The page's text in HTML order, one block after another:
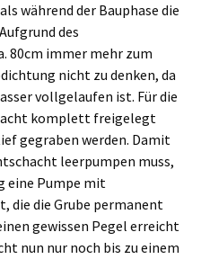
während der Bauphase die
des
80cm immer mehr zum
nicht zu denken, da
vollgelaufen ist. Für die
komplett freigelegt
gegraben werden. Damit
leerpumpen muss,
eine Pumpe mit
die die Grube permanent
gewissen Pegel erreicht
nun nur noch bis zu einem